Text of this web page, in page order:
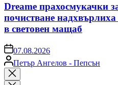
Dreame прахосмукачки
почистване
в световен мащаб
on07.08.2026
Posted
by
Петър Ангелов - Пепсън
Close
search